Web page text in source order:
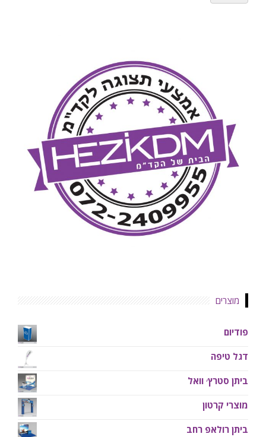
מוצרים
פודיום
דגל טיפה
ביתן סטרץ׳ וואל
מוצרי קרטון
ביתן רולאפ רחב